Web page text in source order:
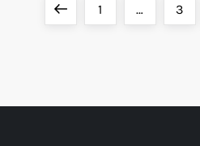
PreviousPage
1 … Page
3